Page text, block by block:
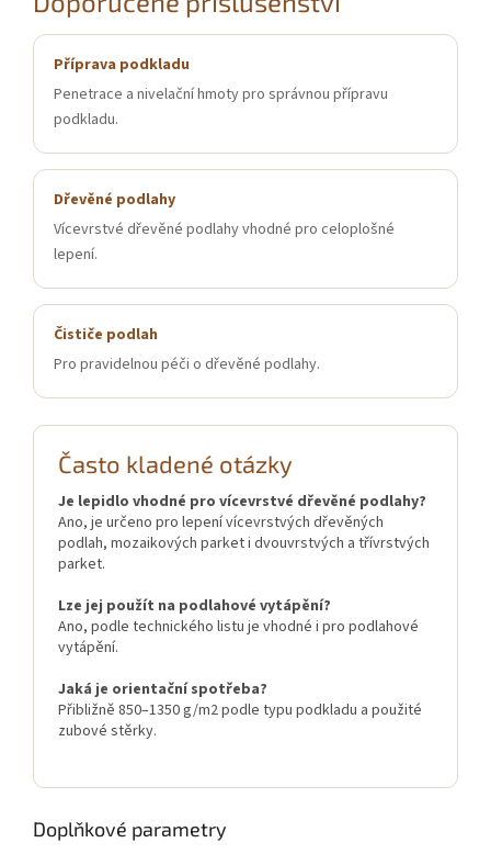
Příprava podkladu
Penetrace a nivelační hmoty pro správnou přípravu
podkladu.
Dřevěné podlahy
Vícevrstvé dřevěné podlahy vhodné pro celoplošné
lepení.
Čističe podlah
Pro pravidelnou péči o dřevěné podlahy.
Často kladené otázky
Je lepidlo vhodné pro vícevrstvé dřevěné podlahy?
Ano, je určeno pro lepení vícevrstvých dřevěných
podlah, mozaikových parket i dvouvrstvých a třívrstvých
parket.
Lze jej použít na podlahové vytápění?
Ano, podle technického listu je vhodné i pro podlahové
vytápění.
Jaká je orientační spotřeba?
Přibližně 850–1350 g/m2 podle typu podkladu a použité
zubové stěrky.
Doplňkové parametry